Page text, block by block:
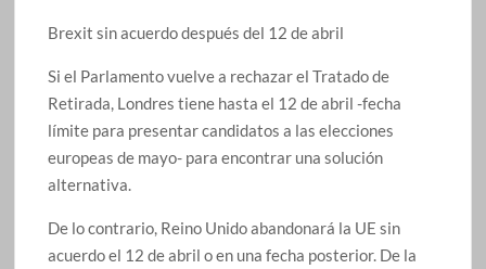
Brexit sin acuerdo después del 12 de abril
Si el Parlamento vuelve a rechazar el Tratado de
Retirada, Londres tiene hasta el 12 de abril -fecha
límite para presentar candidatos a las elecciones
europeas de mayo- para encontrar una solución
alternativa.
De lo contrario, Reino Unido abandonará la UE sin
acuerdo el 12 de abril o en una fecha posterior. De la